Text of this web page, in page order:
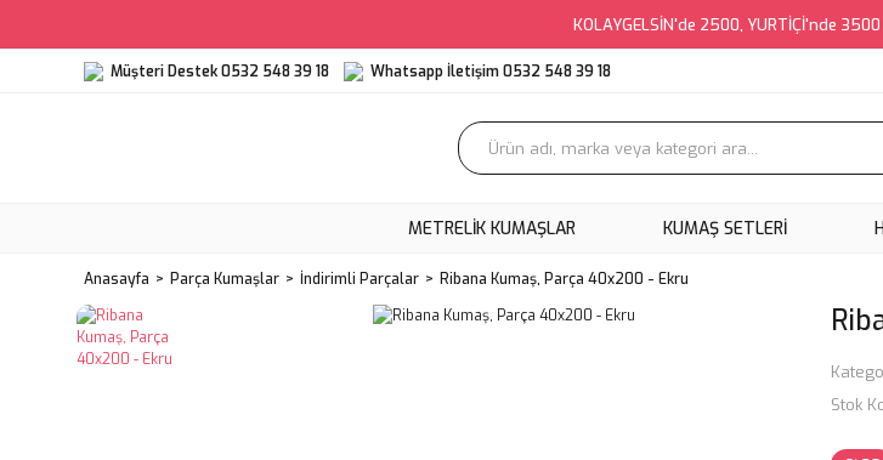
KOLAYGELSİN'de 2500, YURTİÇİ'nde 3500
Müşteri Destek 0532 548 39 18 Whatsapp İletişim 0532 548 39 18
METRELIK KUMAŞLAR KUMAŞ SETLERI
Anasayfa Parça Kumaşlar İndirimli Parçalar Ribana Kumaş, Parça 40x200 - Ekru
Stok